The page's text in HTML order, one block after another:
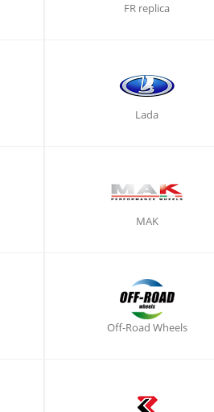
FR replica
Lada
MAK
Off-Road Wheels